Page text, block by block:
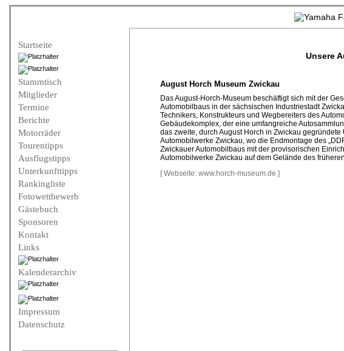
Startseite
Stammtisch
Mitglieder
Termine
Berichte
Motorräder
Tourentipps
Ausflugstipps
Unterkunfttipps
Rankingliste
Fotowettbewerb
Gästebuch
Sponsoren
Kontakt
Links
Kalenderarchiv
Impressum
Datenschutz
Unsere
August Horch Museum Zwickau
Das August-Horch-Museum beschäftigt sich mit der
Automobilbaus in der sächsischen Industriestadt
Technikers, Konstrukteurs und Wegbereiters des
Gebäudekomplex, der eine umfangreiche
das zweite, durch August Horch in Zwickau
Automobilwerke Zwickau, wo die Endmontage des
Zwickauer Automobilbaus mit der provisorischen
Automobilwerke Zwickau auf dem Gelände des
[ Webseite: www.horch-museum.de ]